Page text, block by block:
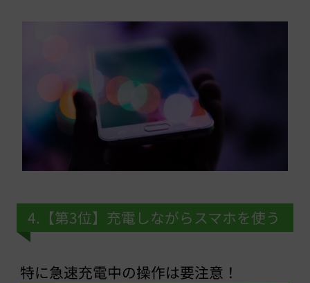
4.【第3位】充電しながらスマホを使う
特に急速充電中の操作は要注意！